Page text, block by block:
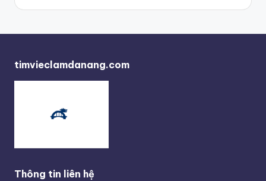
timvieclamdanang.com
Thông tin liên hệ